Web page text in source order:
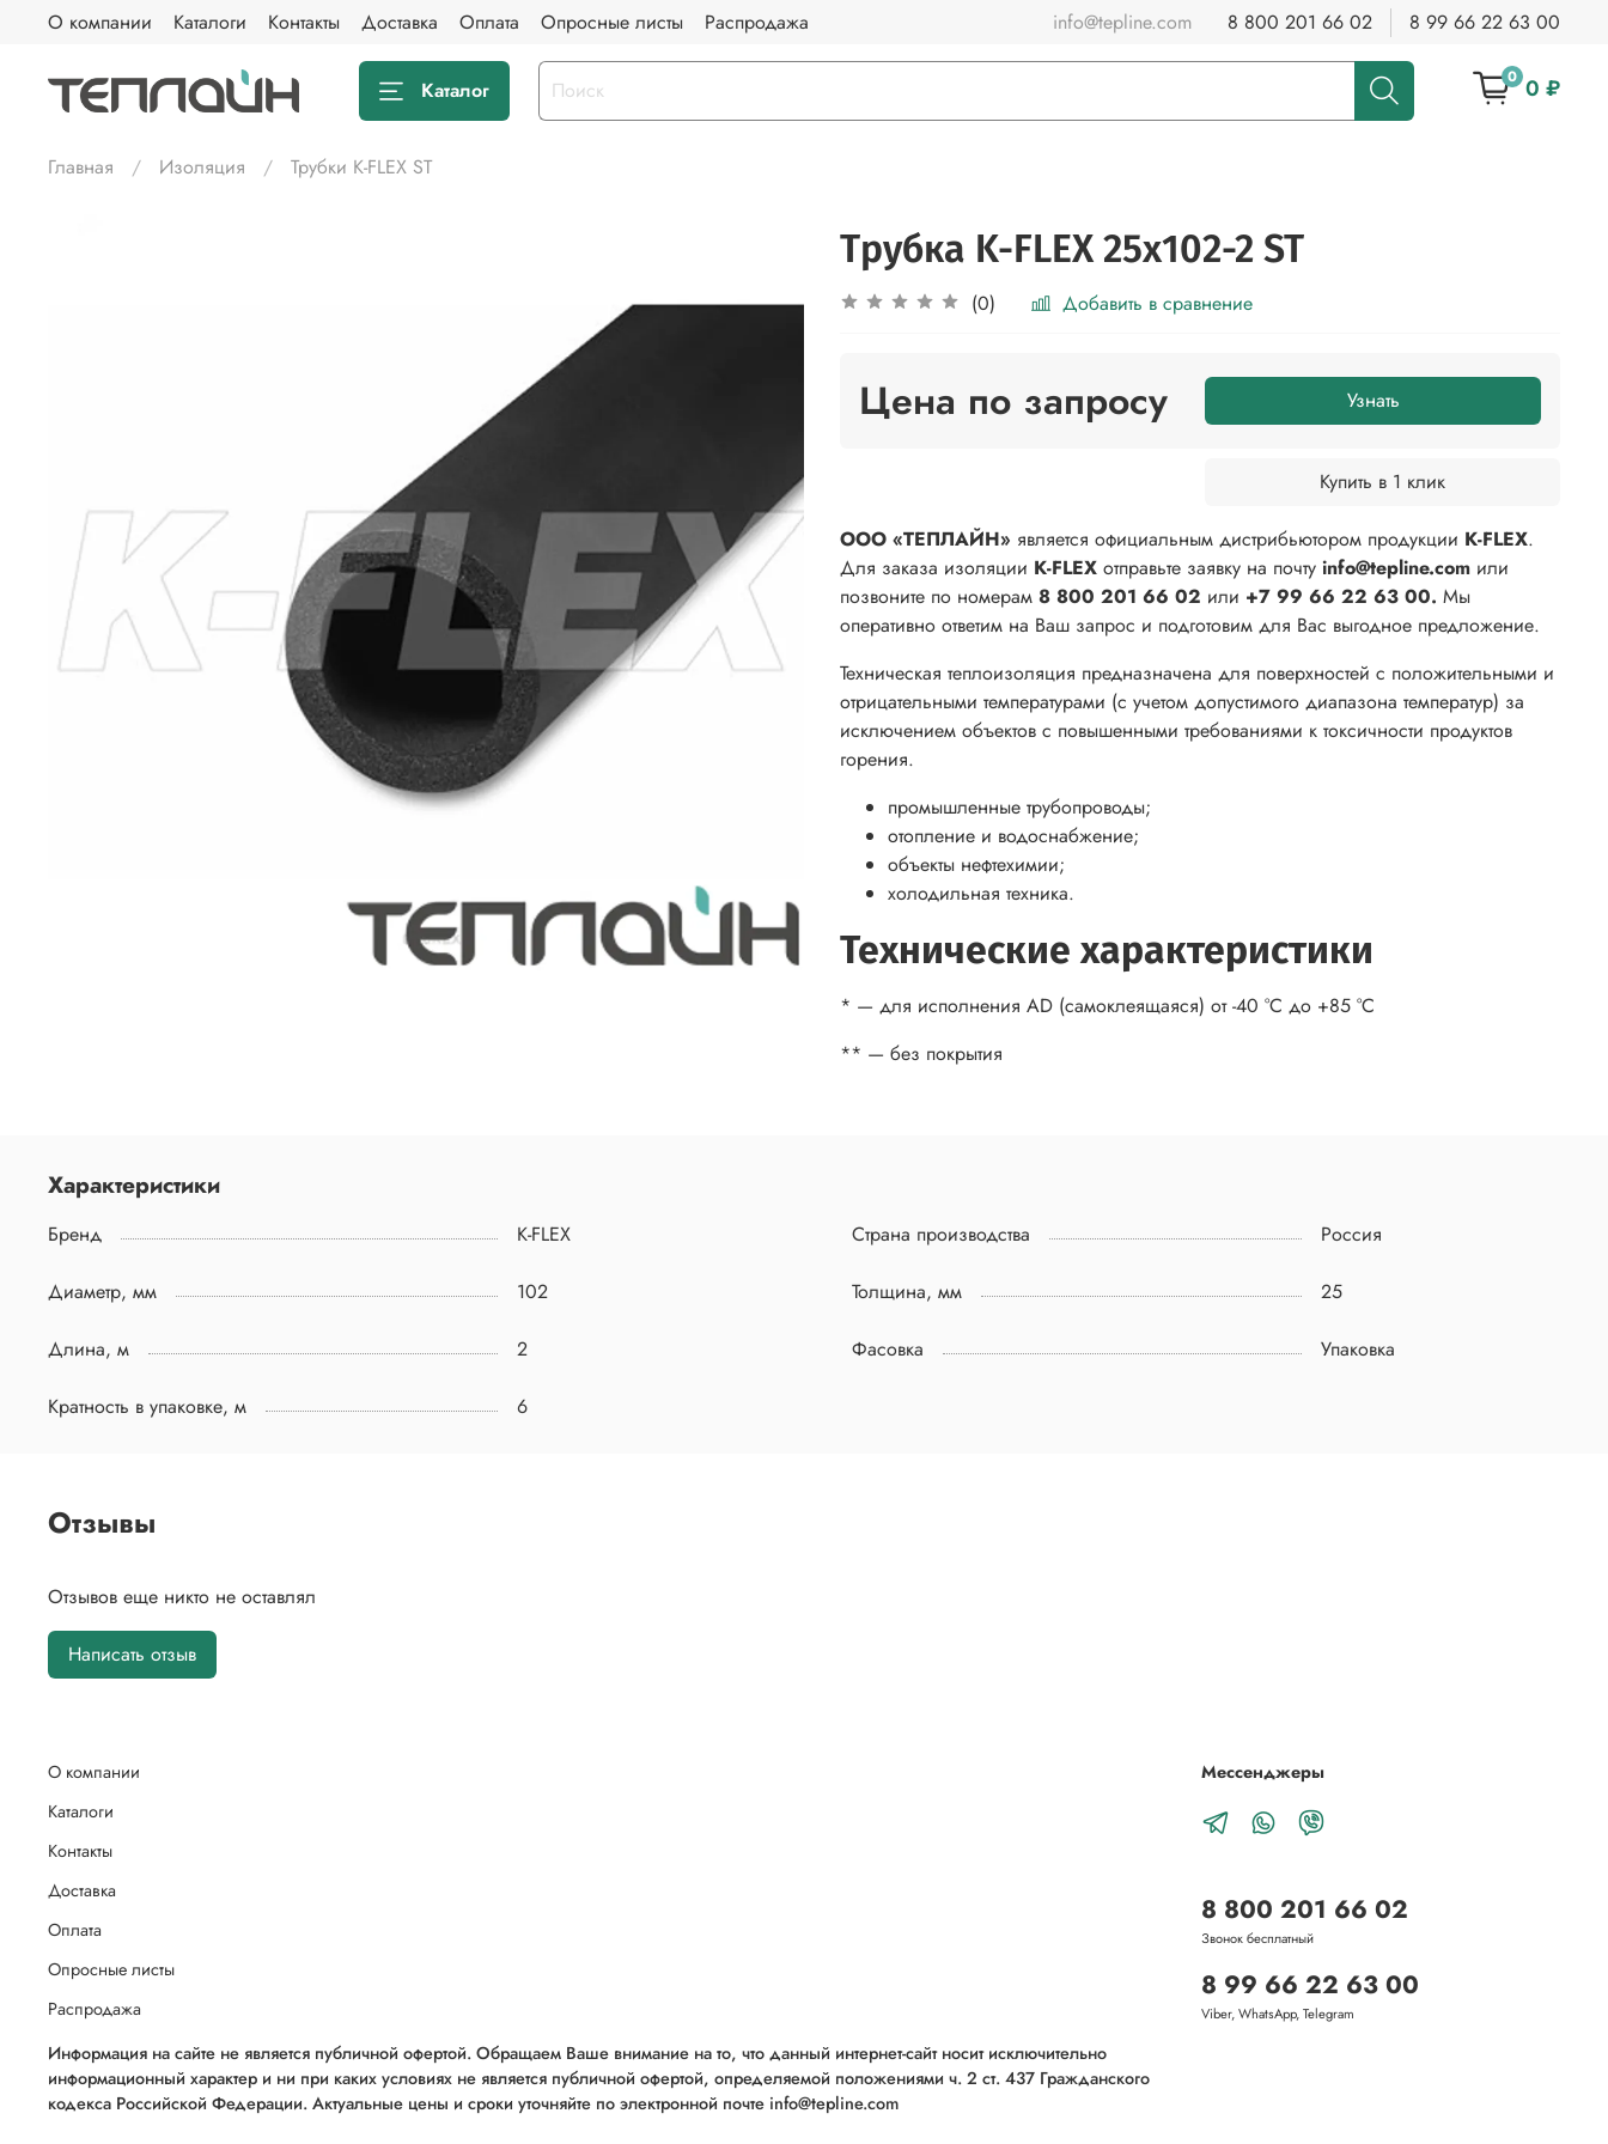
О компании Каталоги Контакты Доставка Оплата Опросные листы Распродажа info@tepline.com 8 800 201 66 02 8 99 66 22 63 00
Каталог 0 0 ₽
Главная Изоляция Трубки K-FLEX ST
Трубка K-FLEX 25x102-2 ST
(0) Добавить в сравнение
Цена по запросу Узнать
Купить в 1 клик
ООО «ТЕПЛАЙН» является официальным дистрибьютором продукции K-FLEX.
Для заказа изоляции K-FLEX отправьте заявку на почту info@tepline.com или
позвоните по номерам 8 800 201 66 02 или +7 99 66 22 63 00. Мы
оперативно ответим на Ваш запрос и подготовим для Вас выгодное предложение.
Техническая теплоизоляция предназначена для поверхностей с положительными и
отрицательными температурами (с учетом допустимого диапазона температур) за
исключением объектов с повышенными требованиями к токсичности продуктов
горения.
промышленные трубопроводы;
отопление и водоснабжение;
объекты нефтехимии;
холодильная техника.
Технические характеристики
* — для исполнения AD (самоклеящаяся) от -40 °С до +85 °С
** — без покрытия
Характеристики
Бренд K-FLEX Страна производства Россия
Диаметр, мм 102 Толщина, мм 25
Длина, м 2 Фасовка Упаковка
Кратность в упаковке, м 6
Отзывы
Отзывов еще никто не оставлял
Написать отзыв
О компании
Каталоги
Контакты
Доставка
Оплата
Опросные листы
Распродажа
Информация на сайте не является публичной офертой. Обращаем Ваше внимание на то, что данный интернет-сайт носит исключительно
информационный характер и ни при каких условиях не является публичной офертой, определяемой положениями ч. 2 ст. 437 Гражданского
кодекса Российской Федерации. Актуальные цены и сроки уточняйте по электронной почте info@tepline.com
Мессенджеры
8 800 201 66 02
Звонок бесплатный
8 99 66 22 63 00
Viber, WhatsApp, Telegram